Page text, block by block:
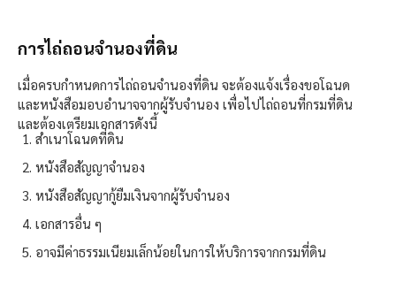
การไถ่ถอนจำนองที่ดิน
เมื่อครบกำหนดการไถ่ถอนจำนองที่ดิน จะต้องแจ้งเรื่องขอโฉนด
และหนังสือมอบอำนาจจากผู้รับจำนอง เพื่อไปไถ่ถอนที่กรมที่ดิน
และต้องเตรียมเอกสารดังนี้
สำเนาโฉนดที่ดิน
หนังสือสัญญาจำนอง
หนังสือสัญญากู้ยืมเงินจากผู้รับจำนอง
เอกสารอื่น ๆ
อาจมีค่าธรรมเนียมเล็กน้อยในการให้บริการจากกรมที่ดิน